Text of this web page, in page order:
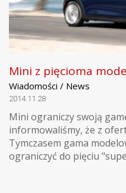
Mini z pięcioma
Wiadomości / News
2014.11.28
Mini ograniczy swoją
informowaliśmy, że z
Tymczasem gama
ograniczyć do pięciu